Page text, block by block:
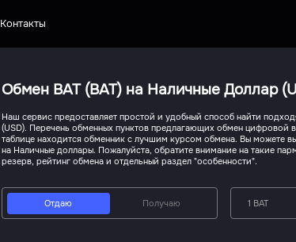
Контакты
Обмен BAT (BAT) на Наличные Доллар
Наш сервис предоставляет простой и удобный способ найти
(USD). Перечень обменных пунктов предлагающих обмен цифровой
таблице находится обменник с лучшим курсом обмена. Вы можете
на Наличные доллары. Пожалуйста, обратите внимание на такие
резерв, рейтинг обмена и отдельный раздел "особенности".
Отдаю Получаю 1 BAT